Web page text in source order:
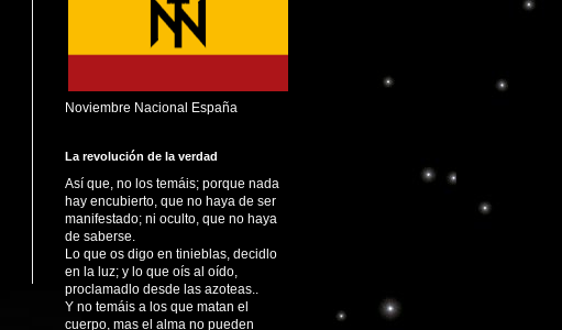
Noviembre Nacional España
La revolución de la verdad
Así que, no los temáis; porque nada
hay encubierto, que no haya de ser
manifestado; ni oculto, que no haya
de saberse.
Lo que os digo en tinieblas, decidlo
en la luz; y lo que oís al oído,
proclamadlo desde las azoteas..
Y no temáis a los que matan el
cuerpo, mas el alma no pueden